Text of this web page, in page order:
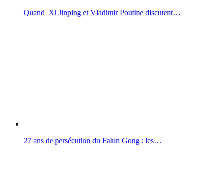
Quand Xi Jinping et Vladimir Poutine discutent…
27 ans de persécution du Falun Gong : les…